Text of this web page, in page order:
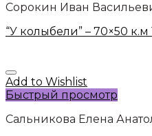
Сорокин Иван
“У колыбели” – 70×50
Add to Wishlist
Быстрый просмотр
Сальникова Елена